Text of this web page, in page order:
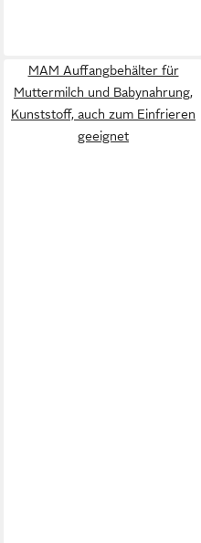
MAM Auffangbehälter für
Muttermilch und Babynahrung,
Kunststoff, auch zum Einfrieren
geeignet